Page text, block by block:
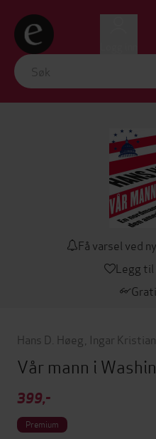
Få varsel ved
Legg
Hans D. Høeg Ingar
Vår mann i
399,-
Premium